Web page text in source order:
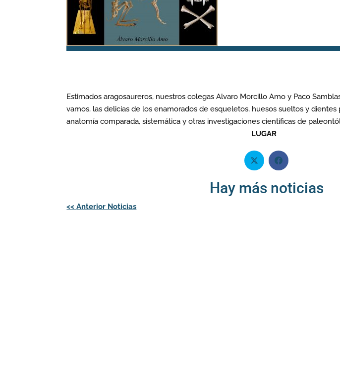
Estimados aragosaureros, nuestros colegas Alvaro Morcillo Amo y Paco
vamos, las delicias de los enamorados de esqueletos, huesos sueltos y
anatomía comparada, sistemática y otras investigaciones científicas de
LUGAR
Hay más noticias
Navegación
<<Anterior Noticias